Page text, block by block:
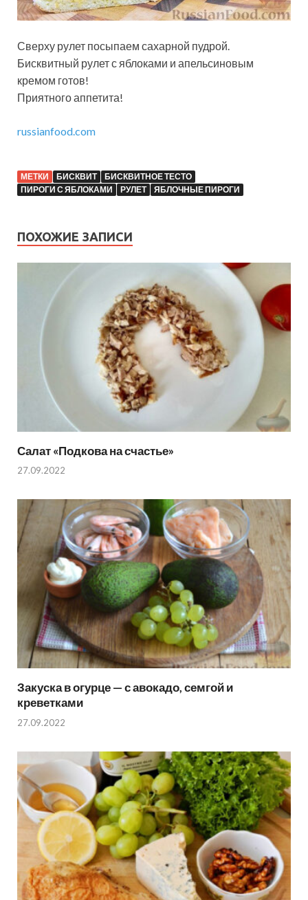
Сверху рулет посыпаем сахарной пудрой.
Бисквитный рулет с яблоками и апельсиновым
кремом готов!
Приятного аппетита!
russianfood.com
МЕТКИ БИСКВИТ
БИСКВИТНОЕ ТЕСТО
ПИРОГИ С ЯБЛОКАМИ
РУЛЕТ ЯБЛОЧНЫЕ ПИРОГИ
ПОХОЖИЕ ЗАПИСИ
Салат «Подкова на счастье»
27.09.2022
Закуска в огурце — с авокадо, семгой и
креветками
27.09.2022